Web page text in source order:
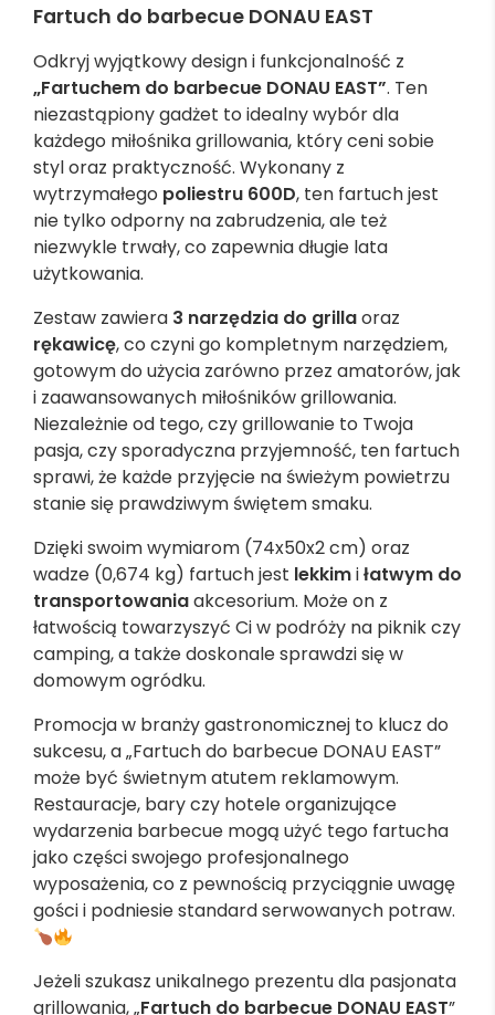
Fartuch do barbecue DONAU EAST
Odkryj wyjątkowy design i funkcjonalność z
„Fartuchem do barbecue DONAU EAST”. Ten
niezastąpiony gadżet to idealny wybór dla
każdego miłośnika grillowania, który ceni sobie
styl oraz praktyczność. Wykonany z
wytrzymałego poliestru 600D, ten fartuch jest
nie tylko odporny na zabrudzenia, ale też
niezwykle trwały, co zapewnia długie lata
użytkowania.
Zestaw zawiera 3 narzędzia do grillaoraz
rękawicę, co czyni go kompletnym narzędziem,
gotowym do użycia zarówno przez amatorów, jak
i zaawansowanych miłośników grillowania.
Niezależnie od tego, czy grillowanie to Twoja
pasja, czy sporadyczna przyjemność, ten fartuch
sprawi, że każde przyjęcie na świeżym powietrzu
stanie się prawdziwym świętem smaku.
Dzięki swoim wymiarom (74x50x2 cm) oraz
wadze (0,674 kg) fartuch jest lekkimiłatwym do
transportowaniaakcesorium. Może on z
łatwością towarzyszyć Ci w podróży na piknik czy
camping, a także doskonale sprawdzi się w
domowym ogródku.
Promocja w branży gastronomicznej to klucz do
sukcesu, a „Fartuch do barbecue DONAU EAST”
może być świetnym atutem reklamowym.
Restauracje, bary czy hotele organizujące
wydarzenia barbecue mogą użyć tego fartucha
jako części swojego profesjonalnego
wyposażenia, co z pewnością przyciągnie uwagę
gości i podniesie standard serwowanych potraw.
Jeżeli szukasz unikalnego prezentu dla pasjonata
grillowania, „Fartuch do barbecue DONAU EAST”